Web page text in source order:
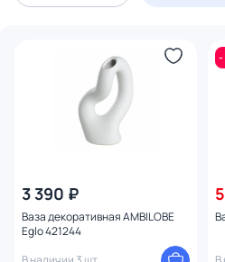
3 390 ₽
Ваза декоративная AMBILOBE
Eglo 421244
-
Бренд